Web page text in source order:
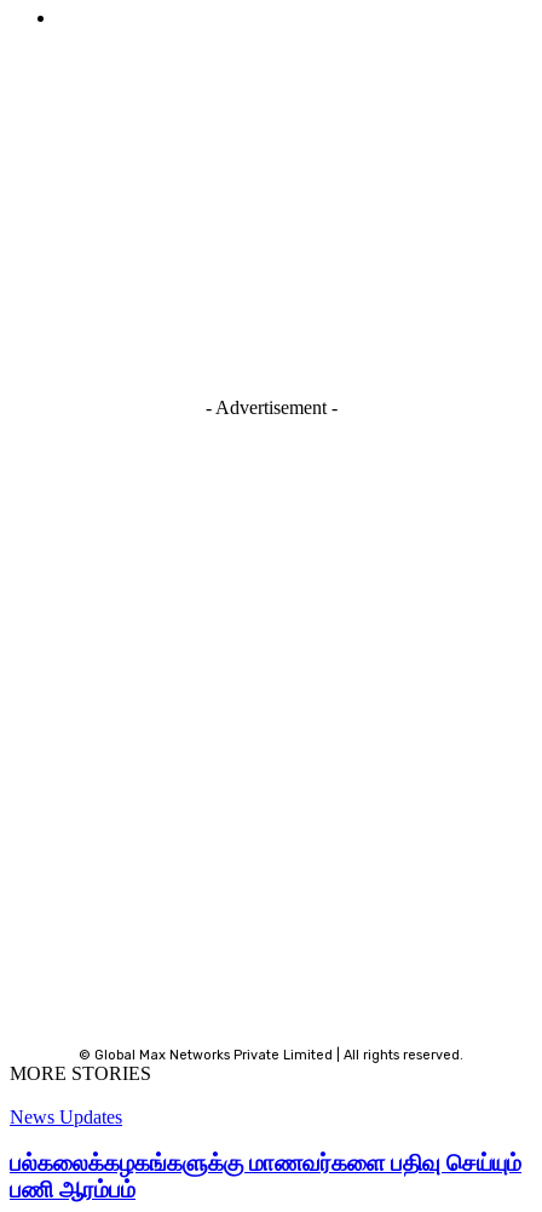
- Advertisement -
© Global Max Networks Private Limited | All rights reserved.
MORE STORIES
News Updates
பல்கலைக்கழகங்களுக்கு மாணவர்களை பதிவு செய்யும்
பணி ஆரம்பம்